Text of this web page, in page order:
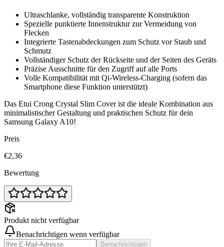
Ultraschlanke, vollständig transparente Konstruktion
Spezielle punktierte Innenstruktur zur Vermeidung von
Flecken
Integrierte Tastenabdeckungen zum Schutz vor Staub und
Schmutz
Vollständiger Schutz der Rückseite und der Seiten des Geräts
Präzise Ausschnitte für den Zugriff auf alle Ports
Volle Kompatibilität mit Qi-Wireless-Charging (sofern das
Smartphone diese Funktion unterstützt)
Das Etui Crong Crystal Slim Cover ist die ideale Kombination aus
minimalistischer Gestaltung und praktischen Schutz für dein
Samsung Galaxy A10!
Preis
€2,36
Bewertung
Produkt nicht verfügbar
Benachrichtigen wenn verfügbar
Benachrichtigen